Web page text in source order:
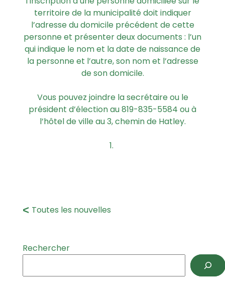
territoire de la municipalité doit indiquer
l’adresse du domicile précédent de cette
personne et présenter deux documents : l’un
qui indique le nom et la date de naissance de
la personne et l’autre, son nom et l’adresse
de son domicile.
Vous pouvez joindre la secrétaire ou le
président d’élection au 819-835-5584 ou à
l’hôtel de ville au 3, chemin de Hatley.
Toutes les nouvelles
Rechercher